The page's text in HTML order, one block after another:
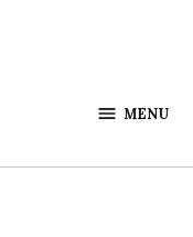
MENU